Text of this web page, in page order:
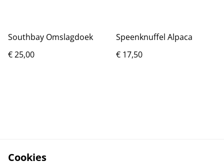
Southbay Omslagdoek
€ 25,00
Speenknuffel Alpaca
€ 17,50
Cookies